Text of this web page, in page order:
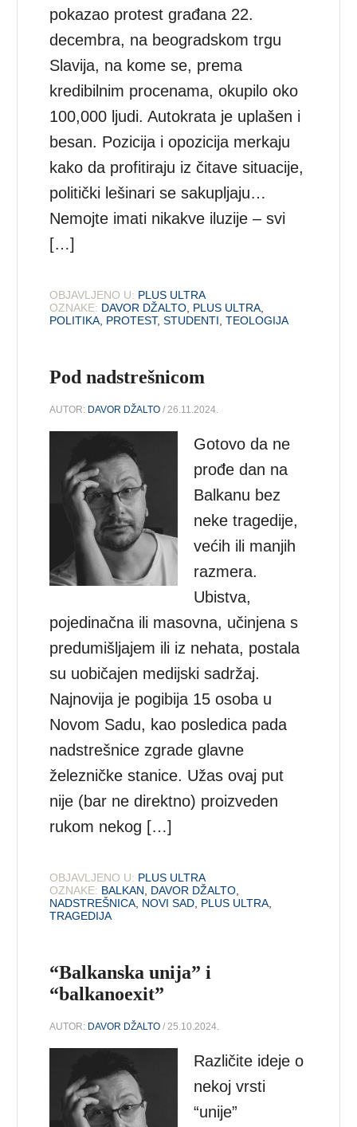
pokazao protest građana 22.
decembra, na beogradskom trgu
Slavija, na kome se, prema
kredibilnim procenama, okupilo oko
100,000 ljudi. Autokrata je uplašen i
besan. Pozicija i opozicija merkaju
kako da profitiraju iz čitave situacije,
politički lešinari se sakupljaju…
Nemojte imati nikakve iluzije – svi
[…]
OBJAVLJENO U: PLUS ULTRA
OZNAKE: DAVOR DŽALTO PLUS ULTRA
POLITIKA PROTEST,STUDENTI ,TEOLOGIJA
Pod nadstrešnicom
AUTOR: DAVOR DŽALTO / 26.11.2024.
Gotovo da ne
prođe dan na
Balkanu bez
neke tragedije,
većih ili manjih
razmera.
Ubistva,
pojedinačna ili masovna, učinjena s
predumišljajem ili iz nehata, postala
su uobičajen medijski sadržaj.
Najnovija je pogibija 15 osoba u
Novom Sadu, kao posledica pada
nadstrešnice zgrade glavne
železničke stanice. Užas ovaj put
nije (bar ne direktno) proizveden
rukom nekog […]
OBJAVLJENO U: PLUS ULTRA
OZNAKE: BALKAN DAVOR DŽALTO
NADSTREŠNICA NOVI SAD PLUS ULTRA
TRAGEDIJA
“Balkanska unija” i
“balkanoexit”
AUTOR: DAVOR DŽALTO / 25.10.2024.
Različite ideje o
nekoj vrsti
“unije”